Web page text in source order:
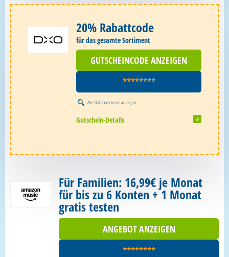
20% Rabattcode
für das gesamte Sortiment
GUTSCHEINCODE ANZEIGEN
********
AlleDxO Gutscheineanzeigen
Gutschein-Details
Für Familien: 16,99€ je Monat
für bis zu 6 Konten + 1 Monat
gratis testen
ANGEBOT ANZEIGEN
********